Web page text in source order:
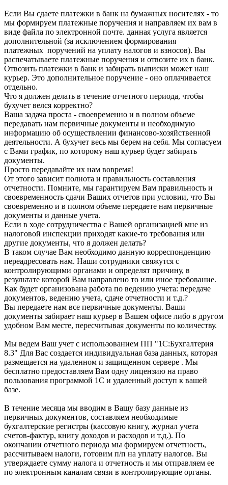
Если Вы сдаете платежки в банк на бумажных носителях - то
мы формируем платежные поручения и направляем их вам в
виде файла по электронной почте. данная услуга является
дополнительной (за исключением формирования
платежных поручений на уплату налогов и взносов). Вы
распечатываете платежные поручения и отвозите их в банк.
Отвозить платежки в банк и забирать выписки может наш
курьер. Это дополнительное поручение - оно оплачивается
отдельно.
Что я должен делать в течение отчетного периода, чтобы
бухучет велся корректно?
Ваша задача проста - своевременно и в полном объеме
передавать нам первичные документы и необходимую
информацию об осуществлении финансово-хозяйственной
деятельности. А бухучет весь мы берем на себя. Мы согласуем
с Вами график, по которому наш курьер будет забирать
документы.
Просто передавайте их нам вовремя!
От этого зависит полнота и правильность составления
отчетности. Помните, мы гарантируем Вам правильность и
своевременность сдачи Ваших отчетов при условии, что Вы
своевременно и в полном объеме передаете нам первичные
документы и данные учета.
Если в ходе сотрудничества с Вашей организацией мне из
налоговой инспекции приходят какие-то требования или
другие документы, что я должен делать?
В таком случае Вам необходимо данную корреспонденцию
переадресовать нам. Наши сотрудники свяжутся с
контролирующими органами и определят причину, в
результате которой Вам направлено то или иное требование.
Как будет организована работа по ведению учета: передаче
документов, ведению учета, сдаче отчетности и т.д.?
Вы передаете нам все первичные документы. Ваши
документы забирает наш курьер в Вашем офисе либо в другом
удобном Вам месте, пересчитывая документы по количеству.
Мы ведем Ваш учет с использованием ПП "1С:Бухгалтерия
8.3" Для Вас создается индивидуальная база данных, которая
размещается на удаленном и защищенном сервере . Мы
бесплатно предоставляем Вам одну лицензию на право
пользования программой 1С и удаленный доступ к вашей
базе.
В течение месяца мы вводим в Вашу базу данные из
первичных документов, составляем необходимые
бухгалтерские регистры (кассовую книгу, журнал учета
счетов-фактур, книгу доходов и расходов и т.д.). По
окончании отчетного периода мы формируем отчетность,
рассчитываем налоги, готовим п/п на уплату налогов. Вы
утверждаете сумму налога и отчетность и мы отправляем ее
по электронным каналам связи в контролирующие органы.